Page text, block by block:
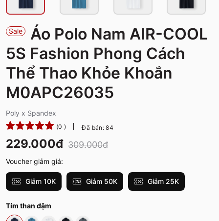
Sale
Áo Polo Nam AIR-COOL
5S Fashion Phong Cách
Thể Thao Khỏe Khoắn
M0APC26035
Poly x Spandex
(0 ) Đã bán: 84
229.000đ 309.000đ
Voucher giảm giá:
Giảm 10K Giảm 50K Giảm 25K
Tím than đậm